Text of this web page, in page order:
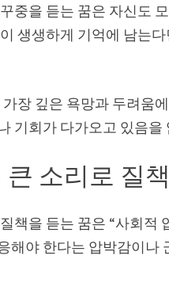
중을 듣는 꿈은 자신도
생생하게 기억에 남는
장 깊은 욕망과 두려움
기회가 다가오고 있음을
소리로 질
책을 듣는 꿈은 “사회적
해야 한다는 압박감이나